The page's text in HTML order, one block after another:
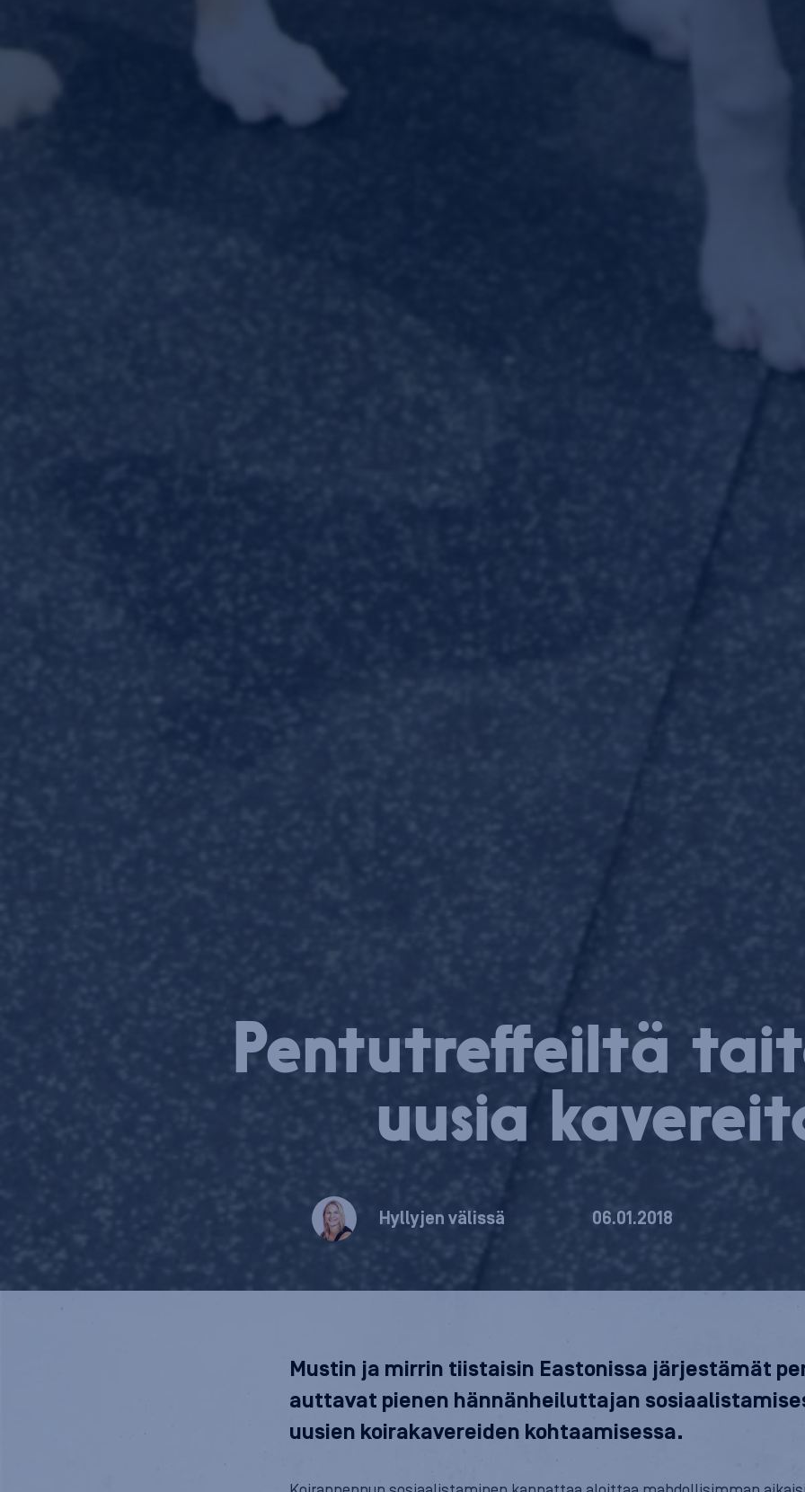
Pen­tut­ref­feil­tä
uusia
Hyllyjen välissä 06.01.2018
Mustin ja mirrin tiistaisin Eastonissa järjestämät
auttavat pienen hännänheiluttajan
uusien koirakavereiden kohtaamisessa.